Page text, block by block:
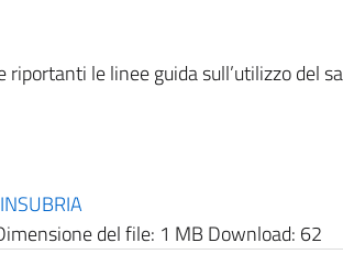
le linee guida sull’utilizzo del
del file: 1 MB Download: 62